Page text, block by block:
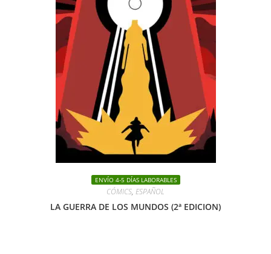
ENVÍO 4-5 DÍAS LABORABLES
CÓMICS, ESPAÑOL
LA GUERRA DE LOS MUNDOS (2ª EDICION)